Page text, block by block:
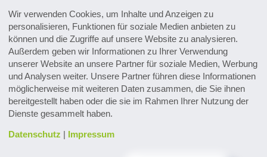
Wir verwenden Cookies, um Inhalte und Anzeigen zu
personalisieren, Funktionen für soziale Medien anbieten zu
können und die Zugriffe auf unsere Website zu analysieren.
Außerdem geben wir Informationen zu Ihrer Verwendung
unserer Website an unsere Partner für soziale Medien, Werbung
und Analysen weiter. Unsere Partner führen diese Informationen
möglicherweise mit weiteren Daten zusammen, die Sie ihnen
bereitgestellt haben oder die sie im Rahmen Ihrer Nutzung der
Dienste gesammelt haben.
Datenschutz | Impressum
Zu den Terminen
Zum Pharmaceutical Newsletter
anmelden